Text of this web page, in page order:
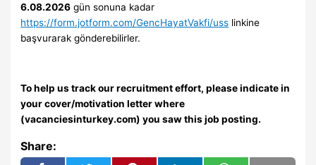
6.08.2026 gün sonuna kadar
https://form.jotform.com/GencHayatVakfi/uss linkine
başvurarak gönderebilirler.
To help us track our recruitment effort, please indicate in
your cover/motivation letter where
(vacanciesinturkey.com) you saw this job posting.
Share: